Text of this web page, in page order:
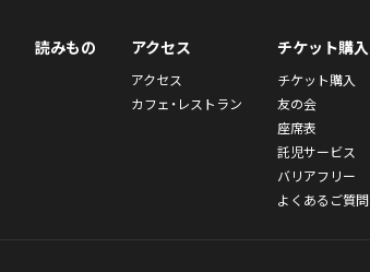
読みもの アクセス
アクセス
カフェ・レストラン
チケット購入
チケット購入
友の会
座席表
託児サービス
バリアフリー
よくあるご質問